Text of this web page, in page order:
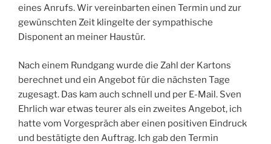
eines Anrufs. Wir vereinbarten einen Termin und zur
gewünschten Zeit klingelte der sympathische
Disponent an meiner Haustür.
Nach einem Rundgang wurde die Zahl der Kartons
berechnet und ein Angebot für die nächsten Tage
zugesagt. Das kam auch schnell und per E-Mail. Sven
Ehrlich war etwas teurer als ein zweites Angebot, ich
hatte vom Vorgespräch aber einen positiven Eindruck
und bestätigte den Auftrag. Ich gab den Termin